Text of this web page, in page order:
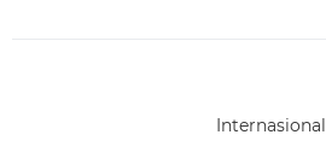
Internasional